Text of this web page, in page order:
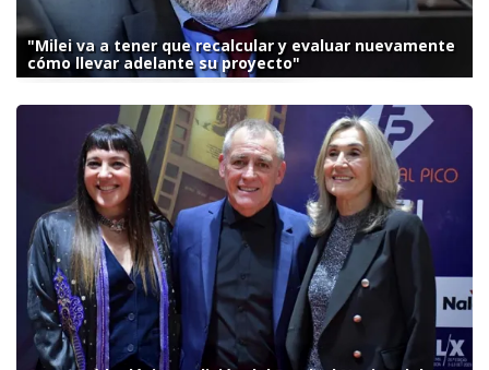
"Milei va a tener que recalcular y evaluar nuevamente
cómo llevar adelante su proyecto"